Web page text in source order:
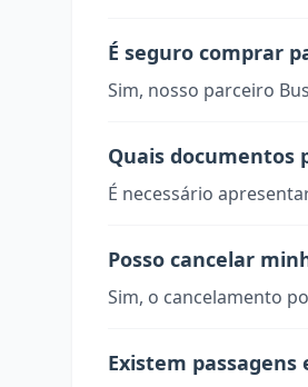
É seguro comprar
Sim, nosso parceiro
Quais documentos
É necessário
Posso cancelar
Sim, o cancelamento
Existem